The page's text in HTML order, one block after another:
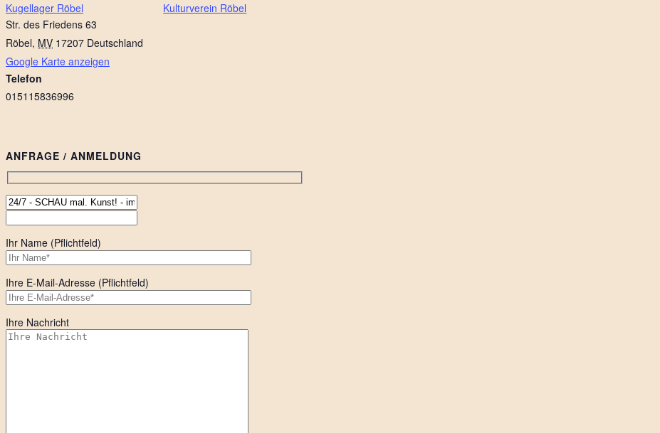
Kugellager Röbel
Str. des Friedens 63
Röbel, MV 17207 Deutschland
Google Karte anzeigen
Telefon
015115836996
Kulturverein Röbel
ANFRAGE / ANMELDUNG
Ihr Name (Pflichtfeld)
Ihre E-Mail-Adresse (Pflichtfeld)
Ihre Nachricht